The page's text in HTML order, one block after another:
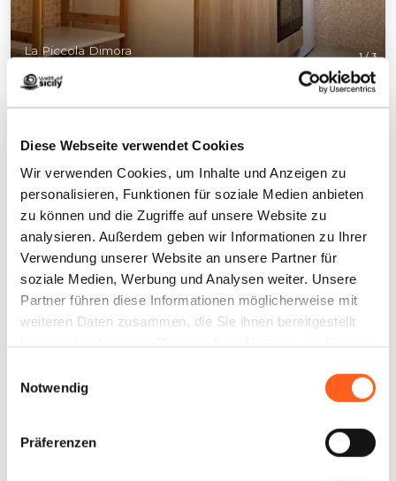
Diese Webseite verwendet Cookies
Wir verwenden Cookies, um Inhalte und Anzeigen zu
personalisieren, Funktionen für soziale Medien anbieten
zu können und die Zugriffe auf unsere Website zu
analysieren. Außerdem geben wir Informationen zu Ihrer
Verwendung unserer Website an unsere Partner für
soziale Medien, Werbung und Analysen weiter. Unsere
Partner führen diese Informationen möglicherweise mit
weiteren Daten zusammen, die Sie ihnen bereitgestellt
Notwendig
Präferenzen
Kontakte:
La Piccola Dimora
Via della luce,8
Telefon3498617710
E-Mailpaola.loiaconox@gmail.com
LBL_CIN_CDEIT081021C2SSRBM3WG
La Piccola Dimora 1/3